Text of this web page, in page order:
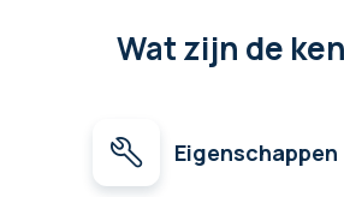
Wat zijn de
Eigenschappen